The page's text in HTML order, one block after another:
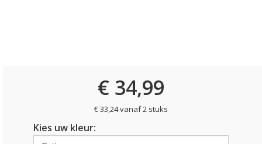
€ 34,99
€ 33,24 vanaf 2 stuks
Kies uw kleur: